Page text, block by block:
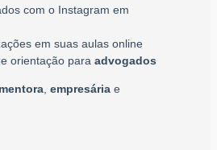
com o Instagram em
em suas aulas online
orientação para advogados
mentora empresária e